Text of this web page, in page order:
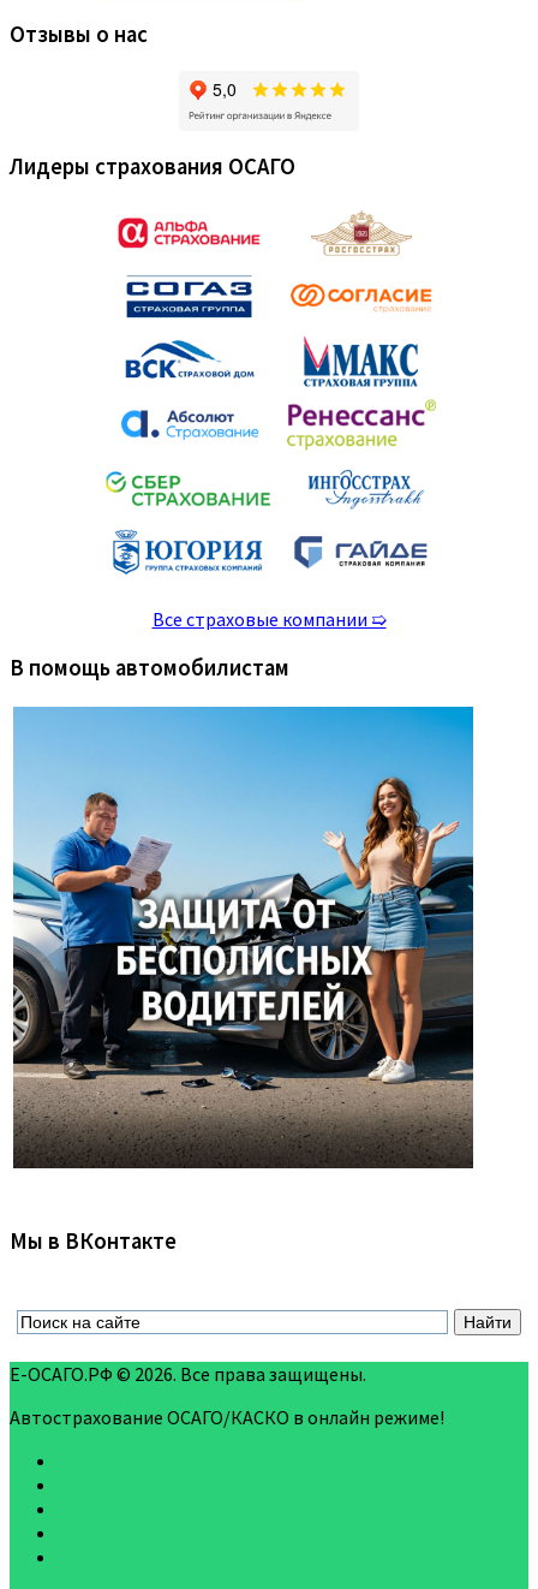
Отзывы о нас
Лидеры страхования ОСАГО
Все страховые компании ➯
В помощь автомобилистам
Мы в ВКонтакте
Е-ОСАГО.РФ © 2026. Все права защищены.
Автострахование ОСАГО/КАСКО в онлайн режиме!